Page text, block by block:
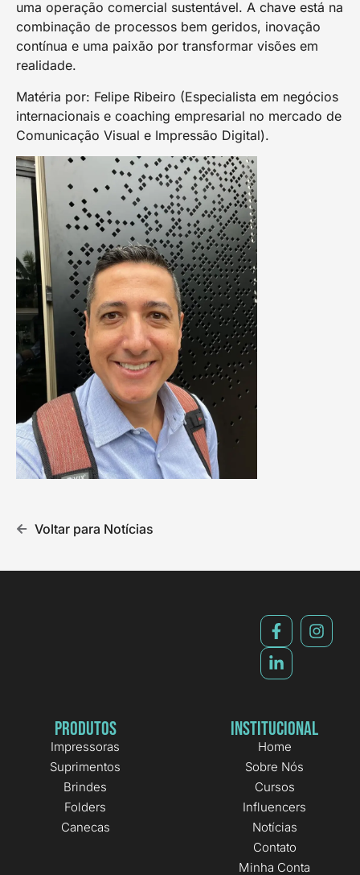
uma operação comercial sustentável. A chave está na
combinação de processos bem geridos, inovação
contínua e uma paixão por transformar visões em
realidade.
Matéria por: Felipe Ribeiro (Especialista em negócios
internacionais e coaching empresarial no mercado de
Comunicação Visual e Impressão Digital).
Voltar para Notícias
Produtos
Impressoras
Suprimentos
Brindes
Folders
Canecas
Institucional
Home
Sobre Nós
Cursos
Influencers
Notícias
Contato
Minha Conta